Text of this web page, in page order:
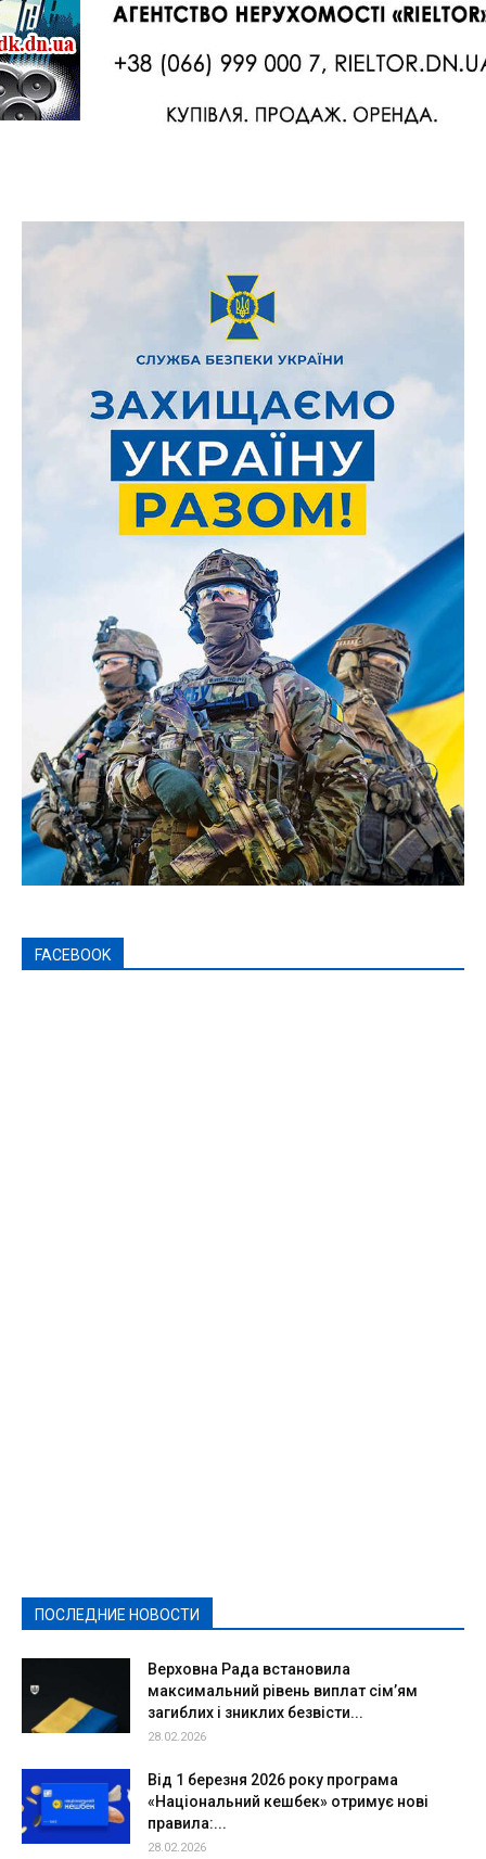
FACEBOOK
ПОСЛЕДНИЕ НОВОСТИ
Верховна Рада встановила
максимальний рівень виплат сім’ям
загиблих і зниклих безвісти...
28.02.2026
Від 1 березня 2026 року програма
«Національний кешбек» отримує нові
правила:...
28.02.2026